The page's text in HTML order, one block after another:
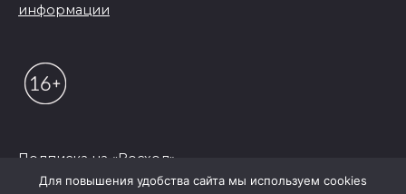
информации
Подписка на «Восход»
Для повышения удобства сайта мы используем cookies